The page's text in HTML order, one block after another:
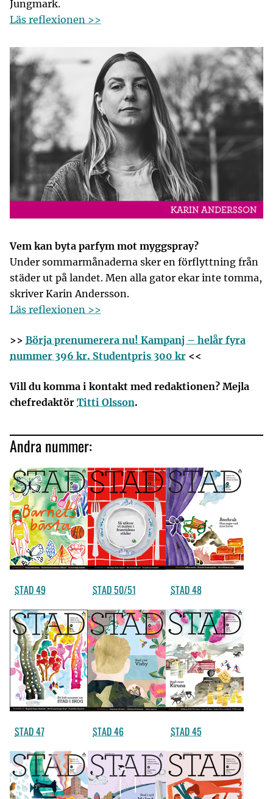
Jungmark.
Läs reflexionen >>
Vem kan byta parfym mot myggspray?
Under sommarmånaderna sker en förflyttning från
städer ut på landet. Men alla gator ekar inte tomma,
skriver Karin Andersson.
Läs reflexionen >>
>> Börja prenumerera nu! Kampanj – helår fyra
nummer 396 kr. Studentpris 300 kr <<
Vill du komma i kontakt med redaktionen? Mejla
chefredaktör Titti Olsson.
Andra nummer:
STAD 49 STAD 50/51 STAD 48
STAD 47 STAD 46 STAD 45